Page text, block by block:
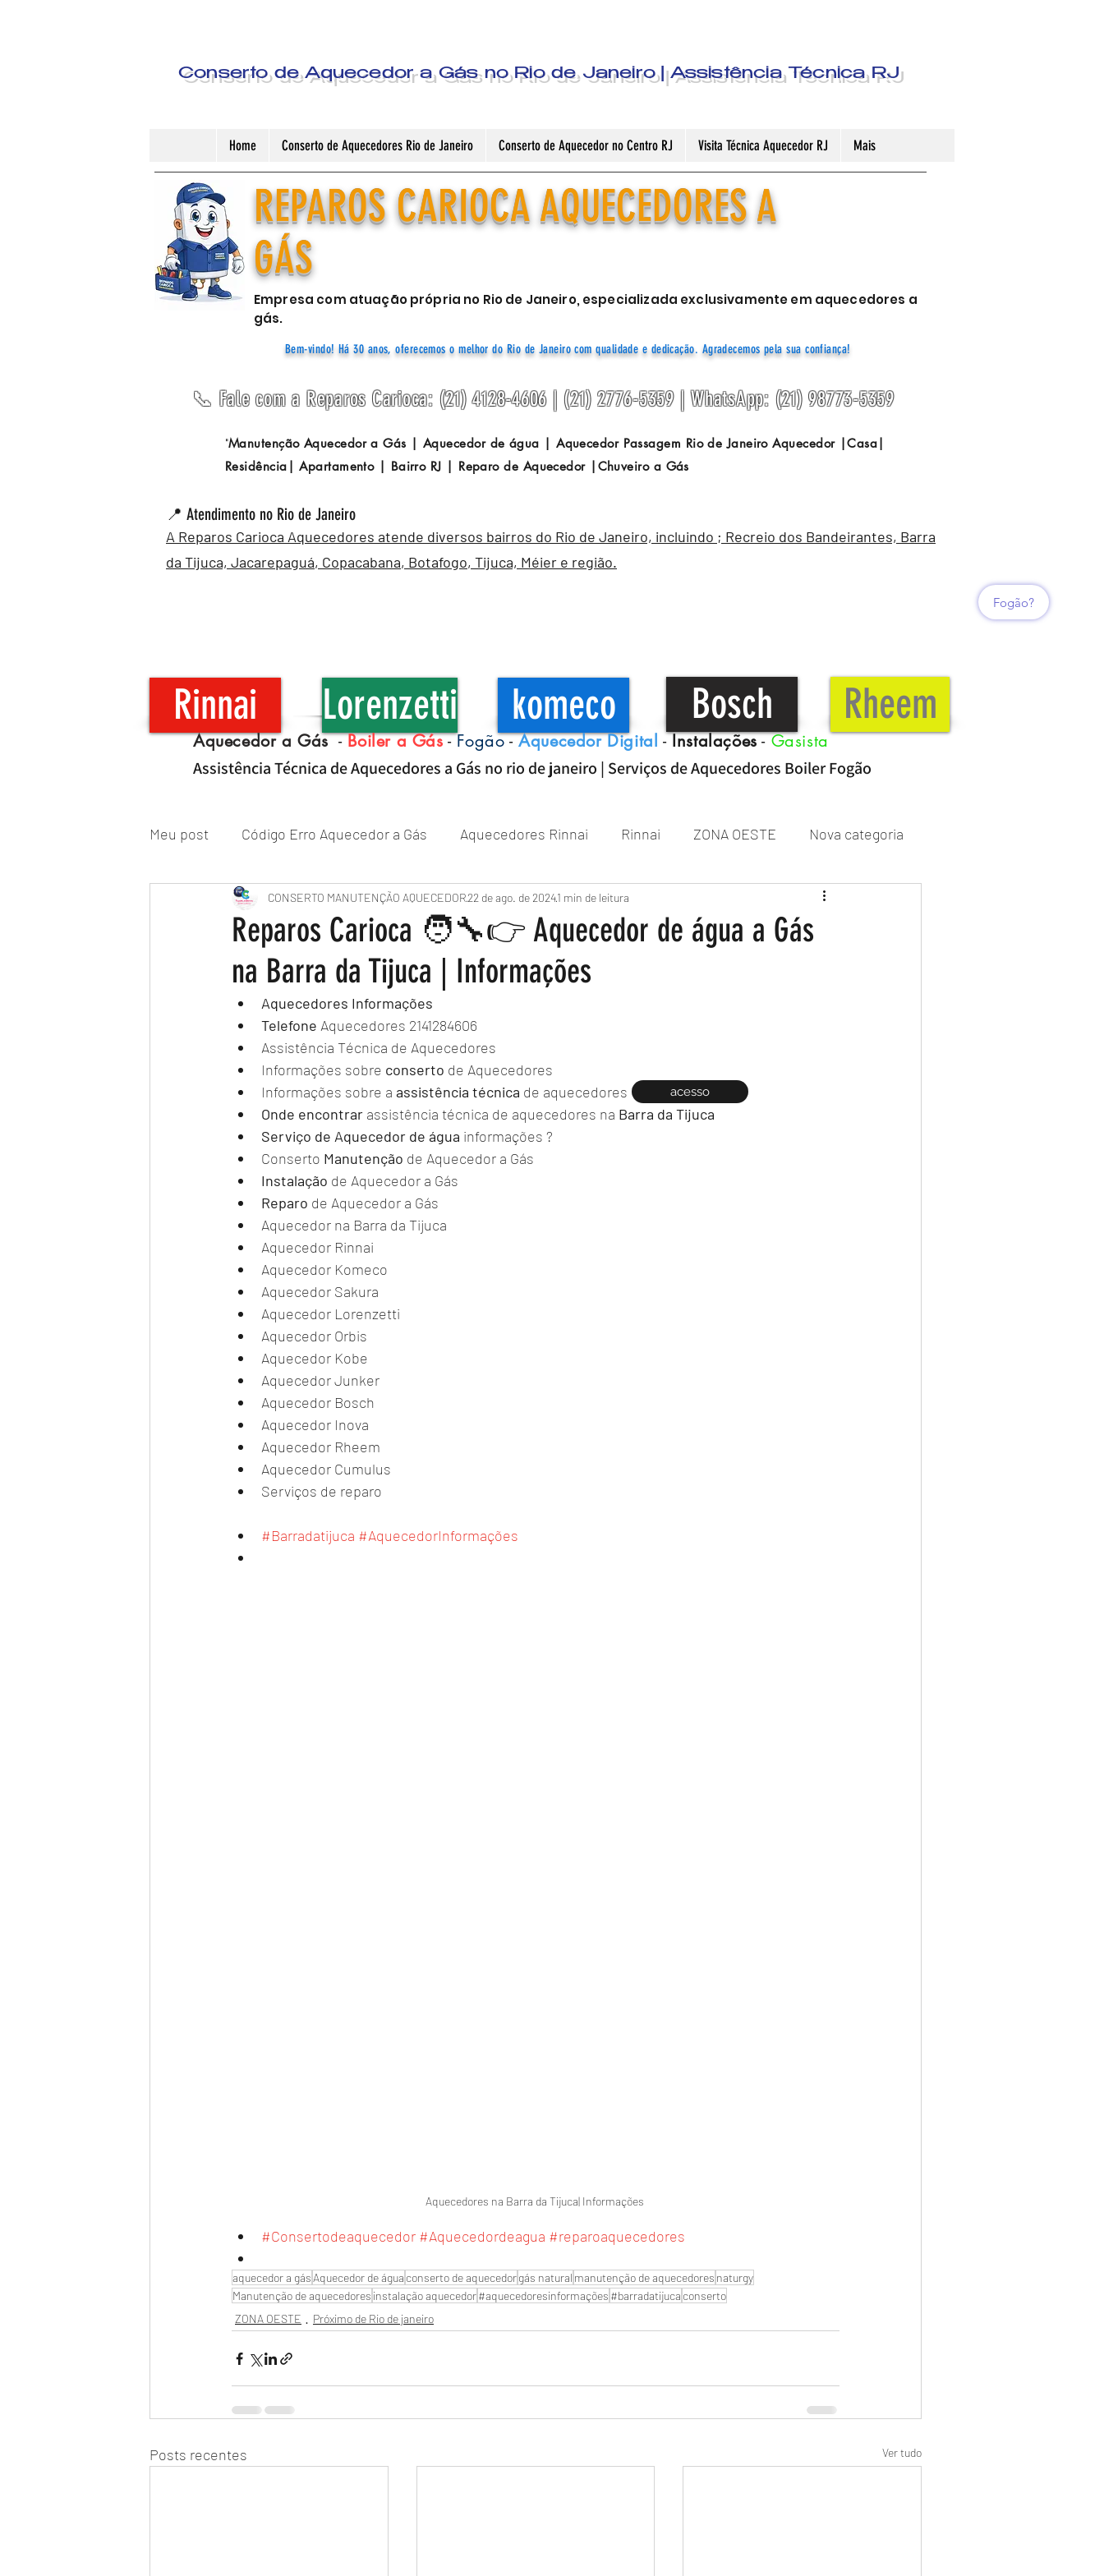
Conserto de Aquecedor a Gás no Rio de Janeiro | Assistência Técnica RJ
Home Conserto de Aquecedores Rio de Janeiro Conserto de Aquecedor no Centro RJ Visita Técnica Aquecedor RJ Mais
REPAROS CARIOCA AQUECEDORES A
GÁS
Empresa com atuação própria no Rio de Janeiro, especializada exclusivamente em aquecedores a
gás.
Bem-vindo! Há 30 anos, oferecemos o melhor do Rio de Janeiro com qualidade e dedicação. Agradecemos pela sua confiança!
📞 Fale com a Reparos Carioca: (21) 4128-4606 | (21) 2776-5359 | WhatsApp: (21) 98773-5359
"Manutenção Aquecedor a Gás | Aquecedor de água | Aquecedor Passagem Rio de Janeiro Aquecedor |Casa|
Residência| Apartamento | Bairro RJ | Reparo de Aquecedor |Chuveiro a Gás
📍 Atendimento no Rio de Janeiro
A Reparos Carioca Aquecedores atende diversos bairros do Rio de Janeiro, incluindo ; Recreio dos Bandeirantes, Barra
da Tijuca, Jacarepaguá, Copacabana, Botafogo, Tijuca, Méier e região.
Fogão?
Rinnai Lorenzetti komeco Bosch Rheem
Aquecedor a Gás-Boiler a Gás-Fogão-Aquecedor Digital -Instalações-Gasista
Assistência Técnica de Aquecedores a Gás no rio de janeiro | Serviços de Aquecedores Boiler Fogão
Meu post Código Erro Aquecedor a Gás Aquecedores Rinnai Rinnai ZONA OESTE Nova categoria
"ZONA NORTE RJ" Conserto|Aquecedor Próximo de Rio de janeiro
Reparo de Aquecedor a Gás Zona sul RJ aquecedor
Reparos Carioca 🧑‍🔧👉 Aquecedor de água a Gás
na Barra da Tijuca | Informações
CONSERTO MANUTENÇÃO AQUECEDOR22 de ago. de 20241 min de leitura
Aquecedores Informações
Telefone Aquecedores 2141284606
Assistência Técnica de Aquecedores
Informações sobre conserto de Aquecedores
Informações sobre a assistência técnica de aquecedores
Onde encontrar assistência técnica de aquecedores na Barra da Tijuca
Serviço de Aquecedor de água informações ?
Conserto Manutenção de Aquecedor a Gás
Instalação de Aquecedor a Gás
Reparo de Aquecedor a Gás
Aquecedor na Barra da Tijuca
Aquecedor Rinnai
Aquecedor Komeco
Aquecedor Sakura
Aquecedor Lorenzetti
Aquecedor Orbis
Aquecedor Kobe
Aquecedor Junker
Aquecedor Bosch
Aquecedor Inova
Aquecedor Rheem
Aquecedor Cumulus
Serviços de reparo
#Barradatijuca #AquecedorInformações
Aquecedores na Barra da Tijuca| Informações
#Consertodeaquecedor #Aquecedordeagua #reparoaquecedores
aquecedor a gás Aquecedor de água conserto de aquecedorgás natural manutenção de aquecedores naturgy
Manutenção de aquecedores instalação aquecedor#aquecedoresinformações #barradatijuca conserto
ZONA OESTE
Próximo de Rio de janeiro
Posts recentes Ver tudo
acesso